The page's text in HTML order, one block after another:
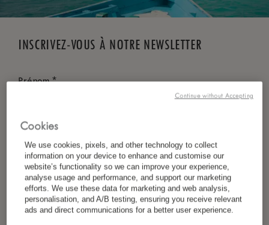
INSCRIVEZ-VOUS À NOTRE NEWSLETTER
Prénom*
Nom
Pays/Région*
Cookies
We use cookies, pixels, and other technology to collect
information on your device to enhance and customise our
website’s functionality so we can improve your experience,
analyse usage and performance, and support our marketing
efforts. We use these data for marketing and web analysis,
personalisation, and A/B testing, ensuring you receive relevant
ads and direct communications for a better user experience.
Continue without Accepting